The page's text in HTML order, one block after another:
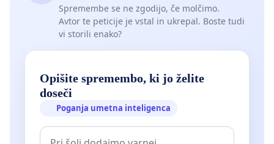
Spremembe se ne zgodijo, če molčimo.
Avtor te peticije je vstal in ukrepal. Boste tudi
vi storili enako?
Opišite spremembo, ki jo želite
doseči
Poganja umetna inteligenca